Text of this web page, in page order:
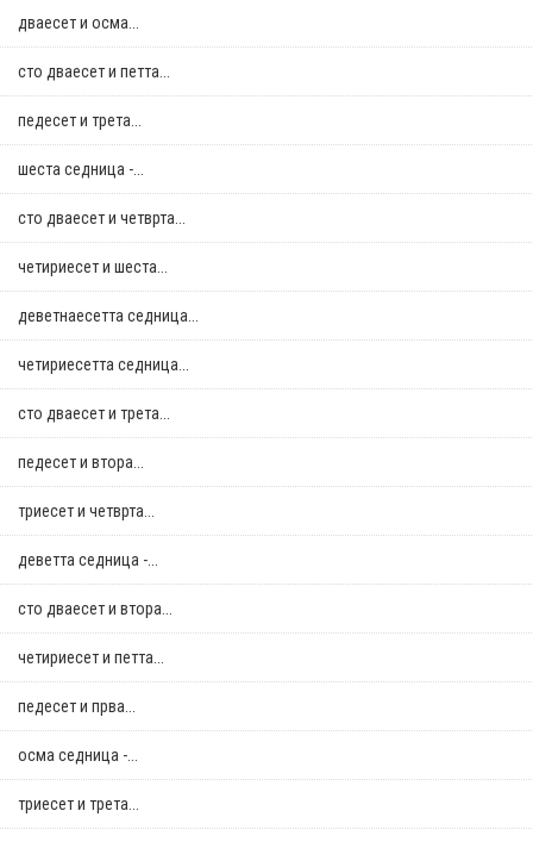
дваесет и осма...
сто дваесет и петта...
педесет и трета...
шеста седница -...
сто дваесет и четврта...
четириесет и шеста...
деветнаесетта седница...
четириесетта седница...
сто дваесет и трета...
педесет и втора...
триесет и четврта...
деветта седница -...
сто дваесет и втора...
четириесет и петта...
педесет и прва...
осма седница -...
триесет и трета...